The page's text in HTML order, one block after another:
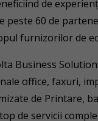
de
peste 60 de
furnizorilor de
Business
office, faxuri,
de Printare,
de servicii